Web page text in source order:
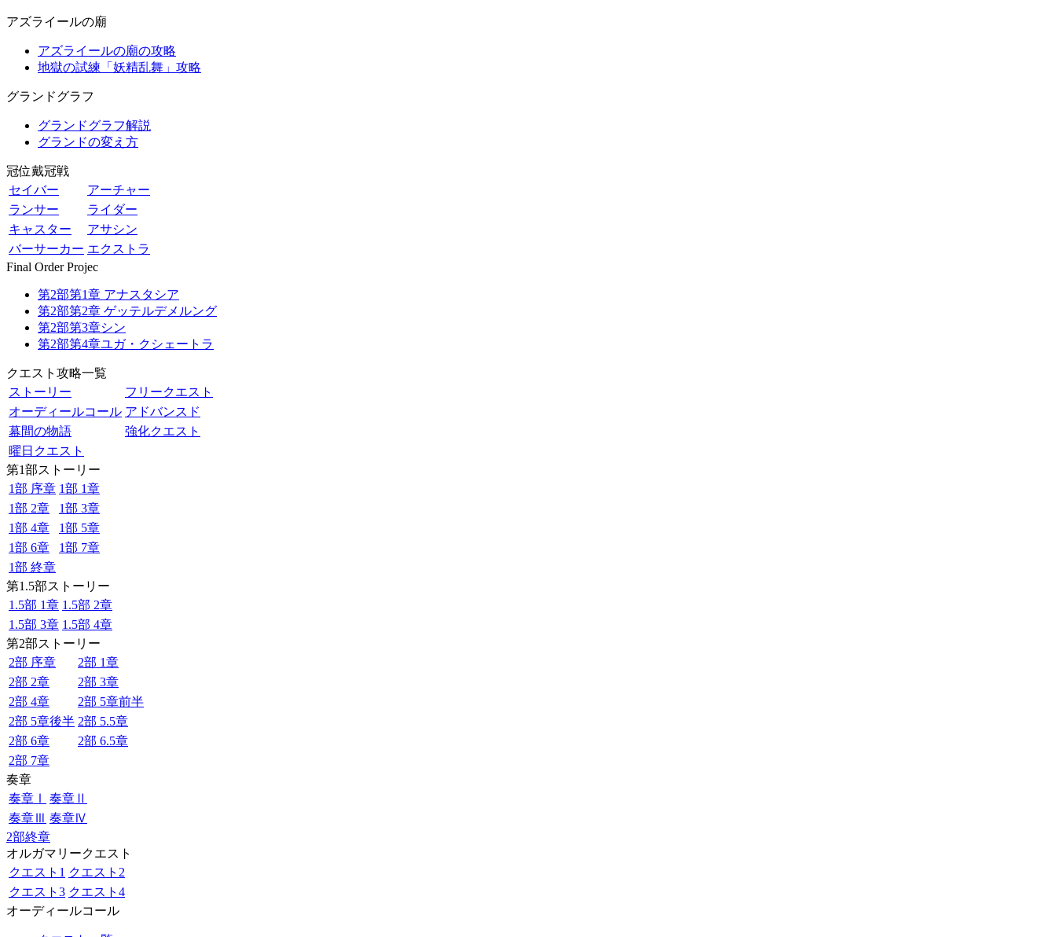
アズライールの廟
アズライールの廟の攻略
地獄の試練「妖精乱舞」攻略
グランドグラフ
グランドグラフ解説
グランドの変え方
冠位戴冠戦
セイバー
アーチャー
ランサー
ライダー
キャスター
アサシン
バーサーカー エクストラ
Final Order Projec
第2部第1章 アナスタシア
第2部第2章 ゲッテルデメルング
第2部第3章シン
第2部第4章ユガ・クシェートラ
クエスト攻略一覧
ストーリー
フリークエスト
オーディールコール アドバンスド
幕間の物語
強化クエスト
曜日クエスト
第1部ストーリー
1部 序章 1部 1章
1部 2章
1部 3章
1部 4章
1部 5章
1部 6章
1部 7章
1部 終章
第1.5部ストーリー
1.5部 1章 1.5部 2章
1.5部 3章 1.5部 4章
第2部ストーリー
2部 序章
2部 1章
2部 2章
2部 3章
2部 4章
2部 5章前半
2部 5章後半 2部 5.5章
2部 6章
2部 6.5章
2部 7章
奏章
奏章Ⅰ
奏章Ⅱ
奏章Ⅲ 奏章Ⅳ
2部終章
オルガマリークエスト
クエスト1 クエスト2
クエスト3 クエスト4
オーディールコール